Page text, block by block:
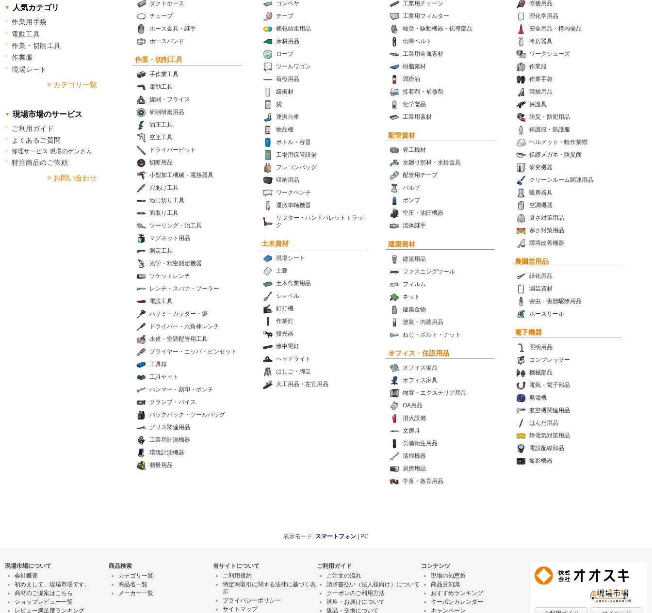
ダクトホース
チューブ
ホース金具・継手
ホースバンド
コンベヤ
テープ
梱包結束用品
床材用品
ロープ
ツールワゴン
荷役用品
緩衝材
袋
運搬台車
物品棚
ボトル・容器
工場用保管設備
フレコンバッグ
収納用品
ワークベンチ
運搬車輛機器
リフター・ハンドパレットトラッ
ク
工業用チェーン
工業用フィルター
軸受・駆動機器・伝導部品
伝導ベルト
工業用金属素材
樹脂素材
潤滑油
接着剤・補修剤
化学製品
工業用素材
溶接用品
理化学用品
安全用品・構内備品
冷房器具
ワークシューズ
作業服
作業手袋
清掃用品
保護具
防災・防犯用品
保護服・防護服
ヘルメット・軽作業帽
保護メガネ・防災面
研究機器
クリーンルーム関連用品
暖房器具
空調機器
暑さ対策用品
寒さ対策用品
環境改善機器
作業・切削工具
手作業工具
電動工具
旋削・フライス
研削研磨用品
油圧工具
空圧工具
ドライバービット
切断用品
小型加工機械・電熱器具
穴あけ工具
ねじ切り工具
面取り工具
ツーリング・治工具
マグネット用品
測定工具
光学・精密測定機器
ソケットレンチ
レンチ・スパナ・プーラー
電設工具
ハサミ・カッター・鋸
ドライバー・六角棒レンチ
水道・空調配管用工具
プライヤー・ニッパ・ピンセット
工具箱
工具セット
ハンマー・刻印・ポンチ
クランプ・バイス
バックパック・ツールバッグ
グリス関連用品
工業用計測機器
環境計測機器
測量用品
配管資材
管工機材
水廻り部材・水栓金具
配管用テープ
バルブ
ポンプ
空圧・油圧機器
流体継手
土木資材
現場シート
土嚢
土木作業用品
ショベル
釘打機
作業灯
投光器
懐中電灯
ヘッドライト
はしご・脚立
大工用品・左官用品
建築資材
建築用品
ファスニングツール
フィルム
ネット
建築金物
塗装・内装用品
ねじ・ボルト・ナット
農園芸用品
緑化用品
園芸資材
害虫・害獣駆除用品
ホースリール
電子機器
照明用品
コンプレッサー
機械部品
電気・電子部品
発電機
航空機関連用品
はんだ用品
静電気対策用品
電設配線部品
撮影機器
オフィス・住設用品
オフィス備品
オフィス家具
物置・エクステリア用品
OA用品
消火設備
文房具
労働衛生用品
清掃機器
厨房用品
学童・教育用品
人気カテゴリ
作業用手袋
電動工具
作業・切削工具
作業服
現場シート
> カテゴリ一覧
現場市場のサービス
ご利用ガイド
よくあるご質問
修理サービス 現場のゲンさん
特注商品のご依頼
> お問い合わせ
表示モード: スマートフォン | PC
現場市場について
会社概要
初めまして、現場市場です。
商材のご提案はこちら
ショップレビュー一覧
レビュー満足度ランキング
商品検索
カテゴリ一覧
商品名一覧
メーカー一覧
当サイトについて
ご利用規約
特定商取引に関する法律に基づく表
示
プライバシーポリシー
サイトマップ
ご利用ガイド
ご注文の流れ
請求書払い（法人様向け）について
クーポンのご利用方法
送料・お届けについて
返品・交換について
コンテンツ
現場の知恵袋
商品豆知識
おすすめランキング
クーポンカレンダー
キャンペーン